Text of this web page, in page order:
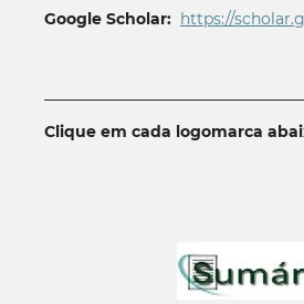
Google Scholar: https://
Clique em cada logomarca